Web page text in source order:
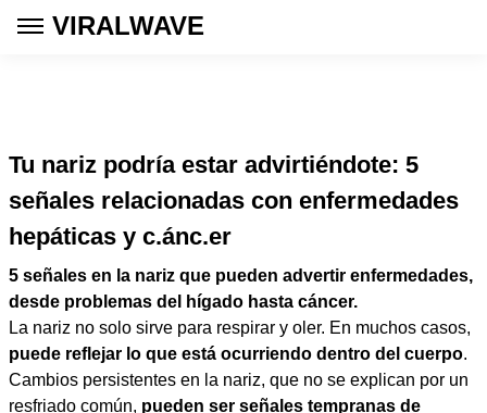
VIRALWAVE
Tu nariz podría estar advirtiéndote: 5
señales relacionadas con enfermedades
hepáticas y c.ánc.er
5 señales en la nariz que pueden advertir enfermedades,
desde problemas del hígado hasta cáncer.
La nariz no solo sirve para respirar y oler. En muchos casos,
puede reflejar lo que está ocurriendo dentro del cuerpo.
Cambios persistentes en la nariz, que no se explican por un
resfriado común, pueden ser señales tempranas de